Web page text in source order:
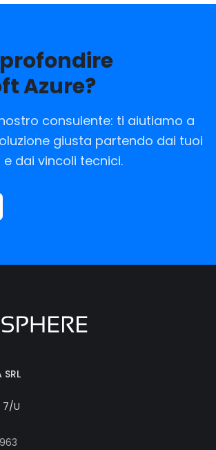
Azure?
consulente: ti aiutiamo a
giusta partendo dai tuoi
dai vincoli tecnici.
SRL
7/U